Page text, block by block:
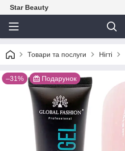
Star Beauty
Товари та послуги Нігті
–31% Подарунок